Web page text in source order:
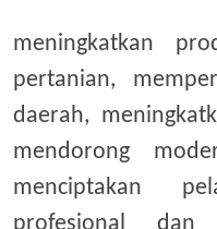
meningkatkan
pertanian,
daerah,
mendorong
menciptakan